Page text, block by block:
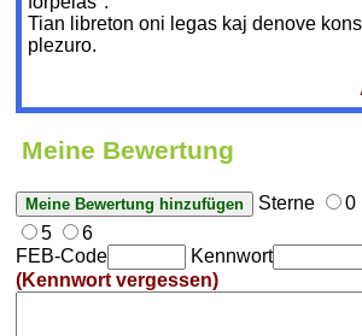
Tian libreton oni legas kaj denove
plezuro.
Meine Bewertung
Sterne 0
5
6
FEB-Code
Kennwort
(Kennwort vergessen)